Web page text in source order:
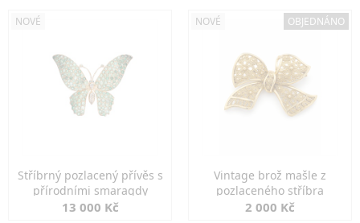
NOVÉ
Stříbrný pozlacený přívěs s
přírodními smaragdy
13 000 Kč
NOVÉ OBJEDNÁNO
Vintage brož mašle z
pozlaceného stříbra
2 000 Kč